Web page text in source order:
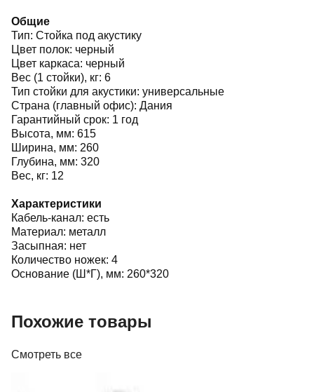
Общие
Тип: Стойка под акустику
Цвет полок: черный
Цвет каркаса: черный
Вес (1 стойки), кг: 6
Тип стойки для акустики: универсальные
Страна (главный офис): Дания
Гарантийный срок: 1 год
Высота, мм: 615
Ширина, мм: 260
Глубина, мм: 320
Вес, кг: 12
Характеристики
Кабель-канал: есть
Материал: металл
Засыпная: нет
Количество ножек: 4
Основание (Ш*Г), мм: 260*320
Похожие товары
Смотреть все